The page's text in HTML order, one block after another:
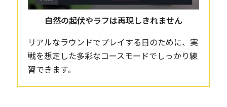
自然の起伏やラフは再現しきれません
リアルなラウンドでプレイする日のために、実
戦を想定した多彩なコースモードでしっかり練
習できます。